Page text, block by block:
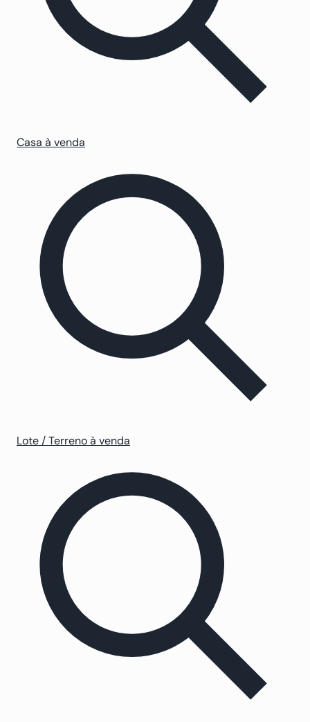
Casa à venda
Lote / Terreno à venda